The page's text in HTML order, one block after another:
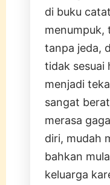
di buku
menumpuk,
tanpa jeda,
tidak sesuai
menjadi
sangat
merasa
diri, mudah
bahkan
keluarga